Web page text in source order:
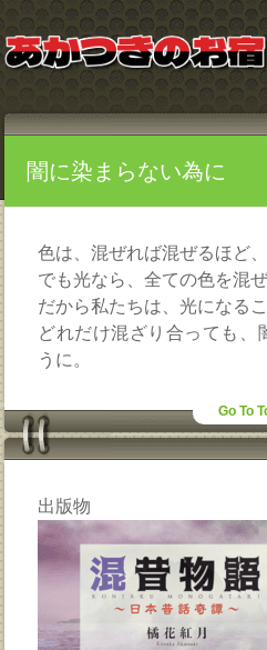
闇に染まらない為に
色は、混ぜれば混ぜるほど、
でも光なら、全ての色を混
だから私たちは、光になる
どれだけ混ざり合っても、
うに。
Go To
出版物